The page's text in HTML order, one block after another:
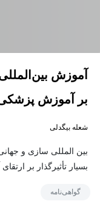
آموزش
بر آموزش
شعله بیگدلی
بین المللی سازی و
بسیار تأثیرگذار بر
گواهی‌نامه